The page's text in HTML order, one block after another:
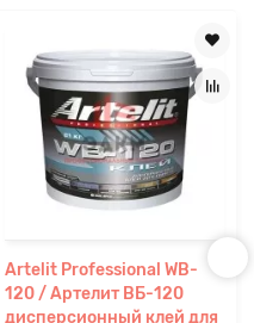
Artelit Professional WB-
120 / Артелит ВБ-120
дисперсионный клей для